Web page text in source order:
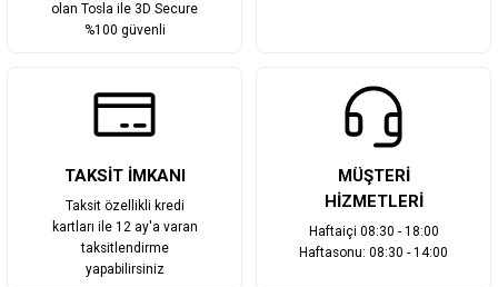
olan Tosla ile 3D Secure
%100 güvenli
TAKSİT İMKANI
Taksit özellikli kredi
kartları ile 12 ay'a varan
taksitlendirme
yapabilirsiniz
MÜŞTERİ
HİZMETLERİ
Haftaiçi 08:30 - 18:00
Haftasonu: 08:30 - 14:00